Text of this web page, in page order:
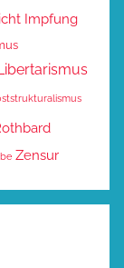
Impfung
Zensur